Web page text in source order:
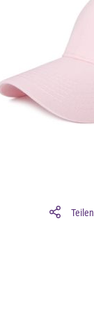
Teilen